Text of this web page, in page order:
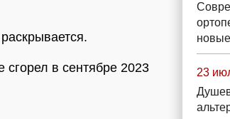
в сентябре 2023
23